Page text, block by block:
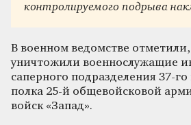
контролируемого подрыва
В военном ведомстве
уничтожили военнослужащие
саперного подразделения 37-
полка 25-й общевойсковой
войск «Запад».